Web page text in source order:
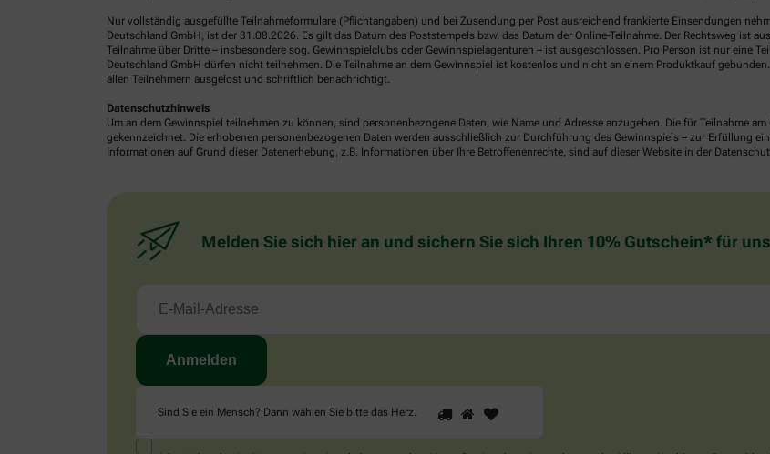
Nur vollständig ausgefüllte Teilnahmeformulare (Pflichtangaben) und bei Zusendung per Post ausreichend frankierte Einsendungen
Deutschland GmbH, ist der 31.08.2026. Es gilt das Datum des Poststempels bzw. das Datum der Online-Teilnahme. Der Rechtsweg ist
Teilnahme über Dritte – insbesondere sog. Gewinnspielclubs oder Gewinnspielagenturen – ist ausgeschlossen. Pro Person ist nur eine
Deutschland GmbH dürfen nicht teilnehmen. Die Teilnahme an dem Gewinnspiel ist kostenlos und nicht an einem Produktkauf
allen Teilnehmern ausgelost und schriftlich benachrichtigt.
Datenschutzhinweis
Um an dem Gewinnspiel teilnehmen zu können, sind personenbezogene Daten, wie Name und Adresse anzugeben. Die für Teilnahme
gekennzeichnet. Die erhobenen personenbezogenen Daten werden ausschließlich zur Durchführung des Gewinnspiels – zur Erfüllung
Informationen auf Grund dieser Datenerhebung, z.B. Informationen über Ihre Betroffenenrechte, sind auf dieser Website in der
Melden Sie sich hier an und sichern Sie sich Ihren 10% Gutschein* für
Sind Sie ein Mensch? Dann wählen Sie bitte das Herz
Sind
Sie
1 2